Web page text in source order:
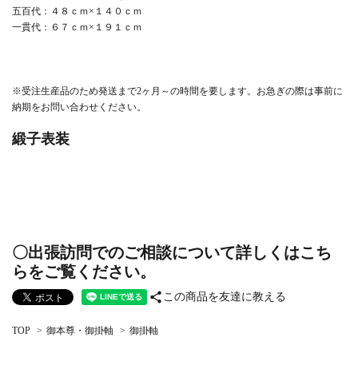
五百代：４８ｃｍ×１４０ｃｍ
一貫代：６７ｃｍ×１９１ｃｍ
※受注生産品のため発送まで2ヶ月～の時間を要します。お急ぎの際は事前に
納期をお問い合わせください。
緞子表装
〇出張訪問でのご相談について詳しくはこち
らをご覧ください。
share この商品を友達に教える
TOP > 御本尊・御掛軸 > 御掛軸